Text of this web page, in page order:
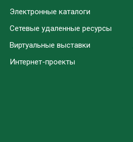
Электронные каталоги
Сетевые удаленные ресурсы
Виртуальные выставки
Интернет-проекты